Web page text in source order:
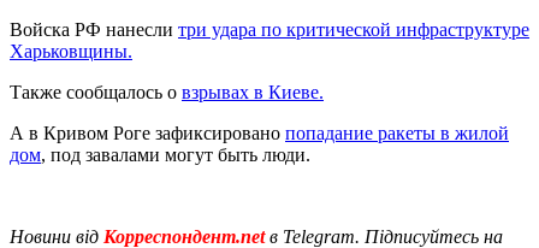
Войска РФ нанесли три удара по критической инфраструктуре
Харьковщины.
Также сообщалось о взрывах в Киеве.
А в Кривом Роге зафиксировано попадание ракеты в жилой
дом, под завалами могут быть люди.
Новини від Корреспондент.netв Telegram. Підписуйтесь на